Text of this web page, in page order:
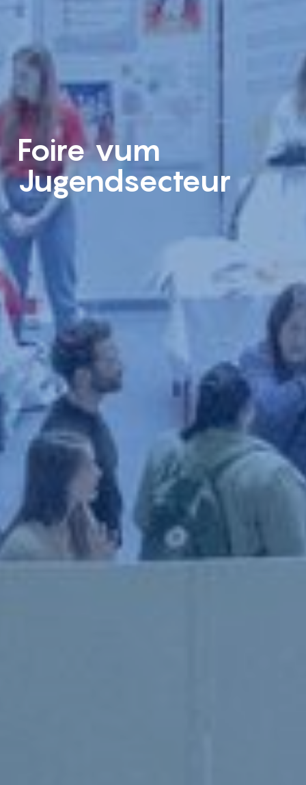
Foire vum
Jugendsecteur